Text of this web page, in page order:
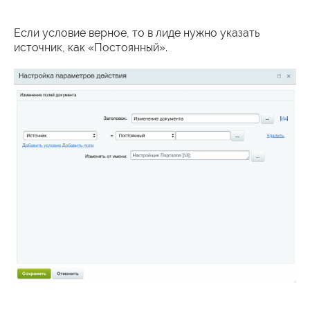
Если условие верное, то в лиде нужно указать
источник, как «Постоянный».